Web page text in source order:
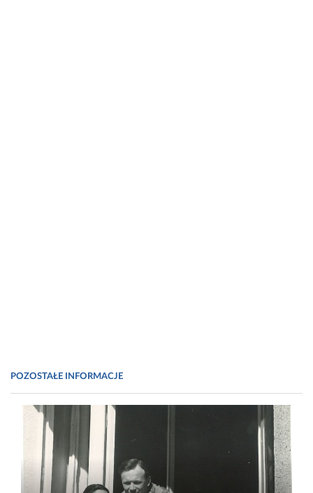
POZOSTAŁE INFORMACJE